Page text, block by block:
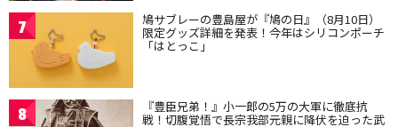
7 鳩サブレーの豊島屋が『鳩の日』（8月10日）
限定グッズ詳細を発表！今年はシリコンポーチ
「はとっこ」
8 『豊臣兄弟！』小一郎の5万の大軍に徹底抗
戦！切腹覚悟で長宗我部元親に降伏を迫った武